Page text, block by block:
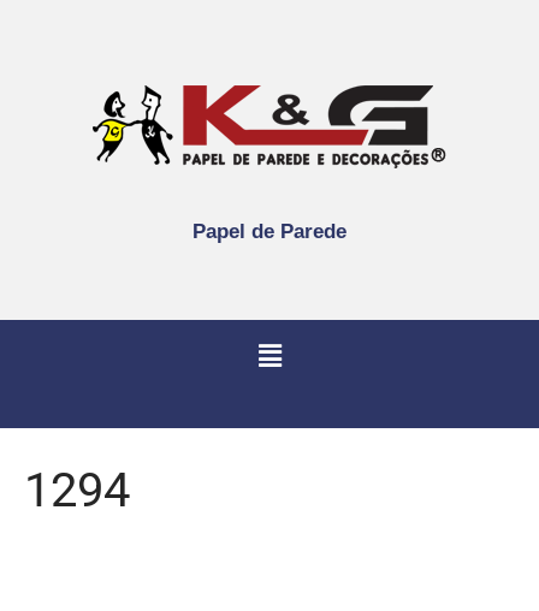
Papel de Parede
1294